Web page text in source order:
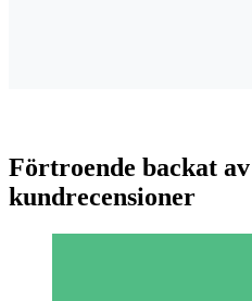
Förtroende backat
kundrecensioner